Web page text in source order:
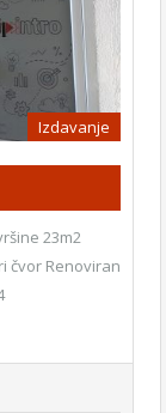
Izdavanje
23m2
čvor Renoviran